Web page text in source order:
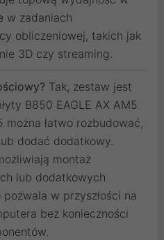
w zadaniach
obliczeniowej, takich jak
3D czy streaming.
Tak, zestaw jest
B850 EAGLE AX AM5
można łatwo rozbudować,
dodać dodatkowy.
montaż
lub dodatkowych
w przyszłości na
bez konieczności